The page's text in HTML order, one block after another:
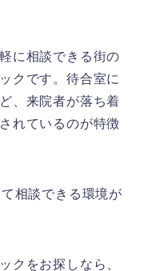
に相談できる街の
クです。待合室に
、来院者が落ち着
れているのが特徴
相談できる環境が
クをお探しなら、